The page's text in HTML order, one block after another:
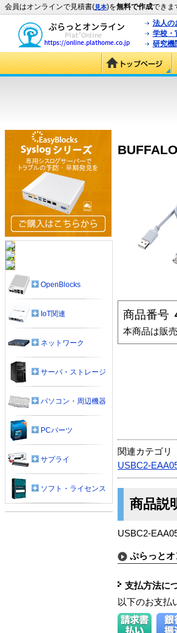
会員はオンラインで見積書(見本)を無料で作成できま
法人の
学校・
研究機
商品番号
本商品は販
関連カテゴリ
USBC2-
商品説
USBC2-
ぷらっと
支払方法に
以下のお支払
OpenBlocks
IoT関連
ネットワーク
サーバ・ストレージ
パソコン・周辺機器
PCパーツ
サプライ
ソフト・ライセンス